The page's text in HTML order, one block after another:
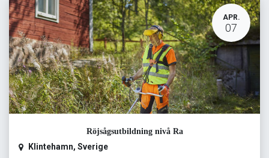
APR.
07
Röjsågsutbildning nivå Ra
Klintehamn, Sverige